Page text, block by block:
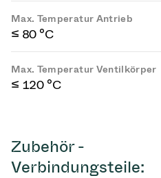
Max. Temperatur Antrieb
≤ 80 °C
Max. Temperatur Ventilkörper
≤ 120 °C
Zubehör -
Verbindungsteile: